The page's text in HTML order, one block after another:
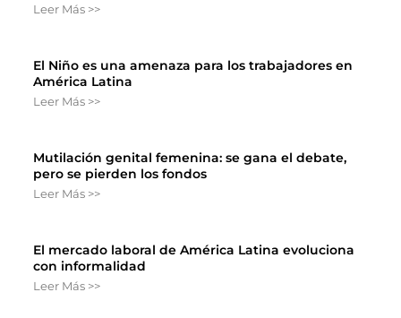
Leer Más >>
El Niño es una amenaza para los trabajadores en
América Latina
Leer Más >>
Mutilación genital femenina: se gana el debate,
pero se pierden los fondos
Leer Más >>
El mercado laboral de América Latina evoluciona
con informalidad
Leer Más >>